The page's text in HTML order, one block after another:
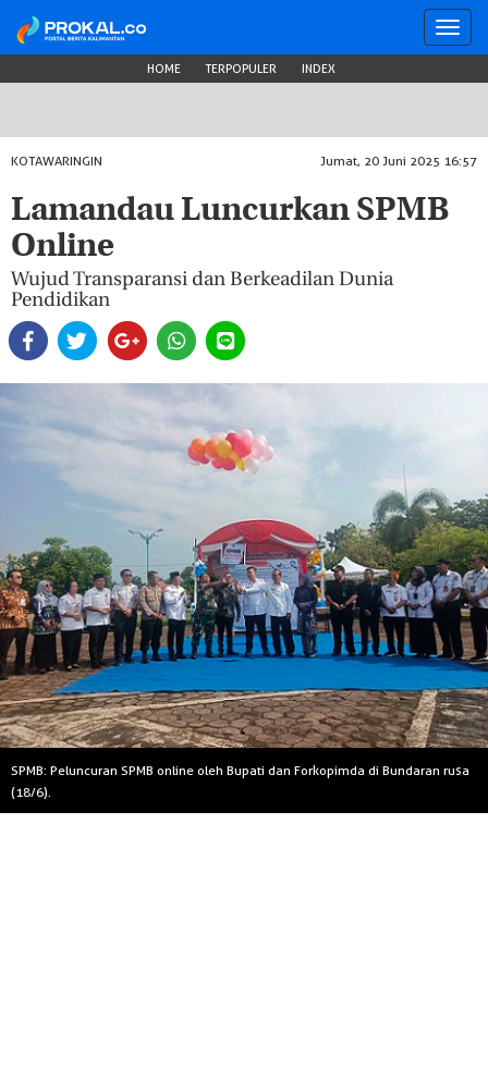
HOME TERPOPULER INDEX
KOTAWARINGIN Jumat, 20 Juni 2025 16:57
Lamandau Luncurkan SPMB
Online
Wujud Transparansi dan Berkeadilan Dunia
Pendidikan
SPMB: Peluncuran SPMB online oleh Bupati dan Forkopimda di Bundaran rusa
(18/6).